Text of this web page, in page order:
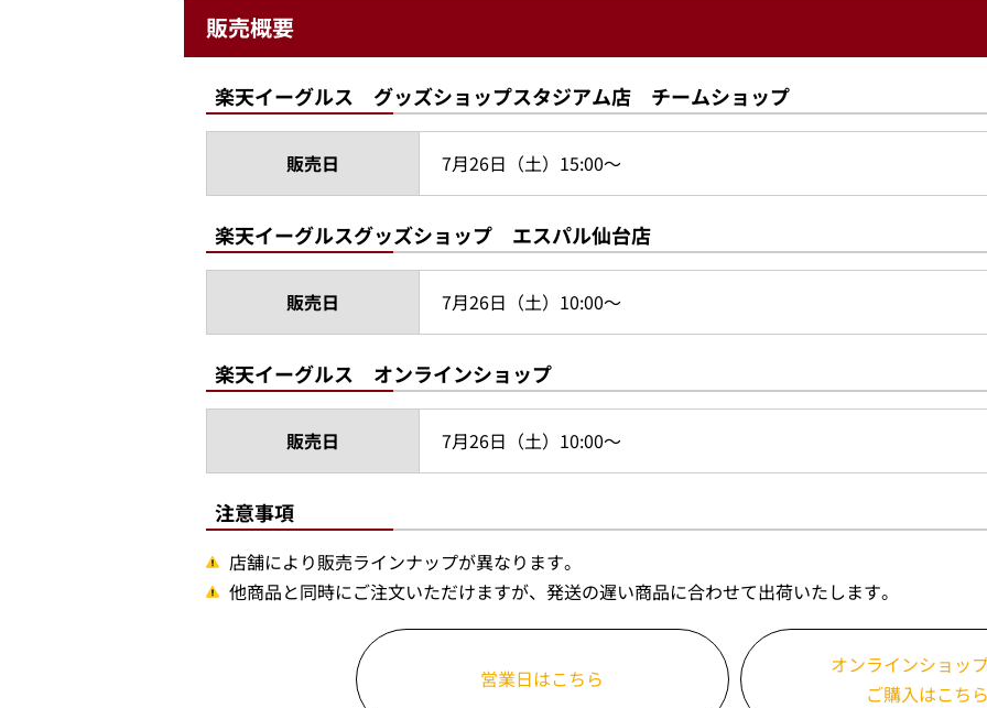
販売概要
楽天イーグルス グッズショップスタジアム店 チームショップ
販売日 7月26日（土）15:00～
楽天イーグルスグッズショップ エスパル仙台店
販売日 7月26日（土）10:00～
楽天イーグルス オンラインショップ
販売日 7月26日（土）10:00～
注意事項
店舗により販売ラインナップが異なります。
他商品と同時にご注文いただけますが、発送の遅い商品に合わせて出荷いたします。
営業日はこちら
オンラインショッ
ご購入はこちら